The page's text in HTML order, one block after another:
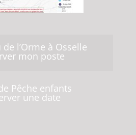
de l’Orme à Osselle
mon poste
Pêche enfants
une date